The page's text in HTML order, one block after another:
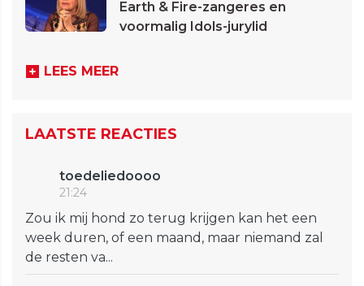
Earth & Fire-zangeres en
voormalig Idols-jurylid
LEES MEER
LAATSTE REACTIES
toedeliedoooo
21:24
Zou ik mij hond zo terug krijgen kan het een
week duren, of een maand, maar niemand zal
de resten va...